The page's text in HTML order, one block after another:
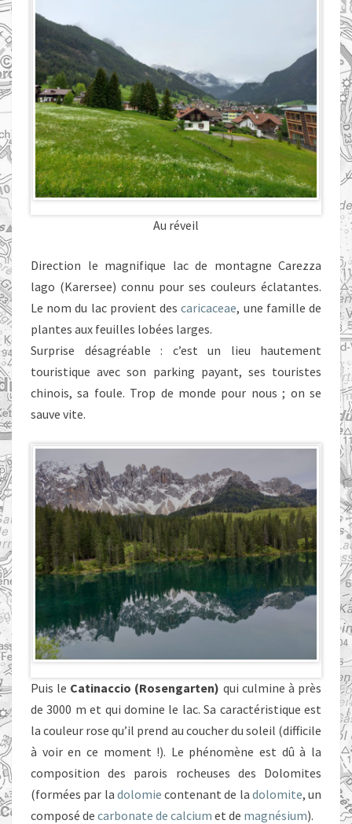
Au réveil
Direction le magnifique lac de montagne Carezza
lago (Karersee) connu pour ses couleurs éclatantes.
Le nom du lac provient descaricaceae, une famille de
plantes aux feuilles lobées larges.
Surprise désagréable : c’est un lieu hautement
touristique avec son parking payant, ses touristes
chinois, sa foule. Trop de monde pour nous ; on se
sauve vite.
Puis le Catinaccio (Rosengarten) qui culmine à près
de 3000 m et qui domine le lac. Sa caractéristique est
la couleur rose qu’il prend au coucher du soleil (difficile
à voir en ce moment !). Le phénomène est dû à la
composition des parois rocheuses des Dolomites
(formées par la dolomie contenant de la dolomite, un
composé de carbonate de calcium et de magnésium).